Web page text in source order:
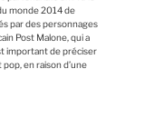
monde 2014 de
par des personnages
Post Malone, qui a
important de préciser
en raison d’une